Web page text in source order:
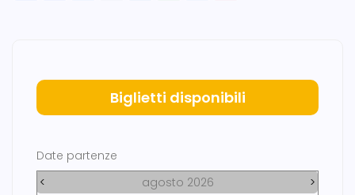
Biglietti disponibili
Date partenze
<
agosto 2026
>